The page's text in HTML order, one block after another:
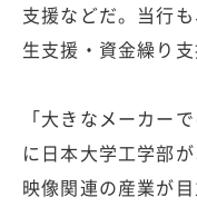
支援などだ。当行
生支援・資金繰り
「大きなメーカー
に日本大学工学部
映像関連の産業が